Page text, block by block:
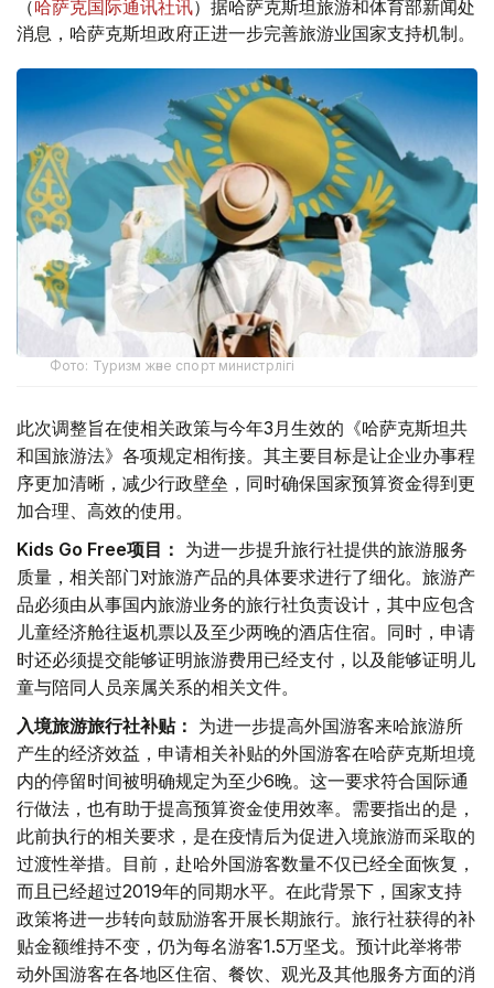
（哈萨克国际通讯社讯）据哈萨克斯坦旅游和体育部新闻处
消息，哈萨克斯坦政府正进一步完善旅游业国家支持机制。
Фото: Туризм және спорт министрлігі
此次调整旨在使相关政策与今年3月生效的《哈萨克斯坦共
和国旅游法》各项规定相衔接。其主要目标是让企业办事程
序更加清晰，减少行政壁垒，同时确保国家预算资金得到更
加合理、高效的使用。
Kids Go Free项目： 为进一步提升旅行社提供的旅游服务
质量，相关部门对旅游产品的具体要求进行了细化。旅游产
品必须由从事国内旅游业务的旅行社负责设计，其中应包含
儿童经济舱往返机票以及至少两晚的酒店住宿。同时，申请
时还必须提交能够证明旅游费用已经支付，以及能够证明儿
童与陪同人员亲属关系的相关文件。
入境旅游旅行社补贴： 为进一步提高外国游客来哈旅游所
产生的经济效益，申请相关补贴的外国游客在哈萨克斯坦境
内的停留时间被明确规定为至少6晚。这一要求符合国际通
行做法，也有助于提高预算资金使用效率。需要指出的是，
此前执行的相关要求，是在疫情后为促进入境旅游而采取的
过渡性举措。目前，赴哈外国游客数量不仅已经全面恢复，
而且已经超过2019年的同期水平。在此背景下，国家支持
政策将进一步转向鼓励游客开展长期旅行。旅行社获得的补
贴金额维持不变，仍为每名游客1.5万坚戈。预计此举将带
动外国游客在各地区住宿、餐饮、观光及其他服务方面的消